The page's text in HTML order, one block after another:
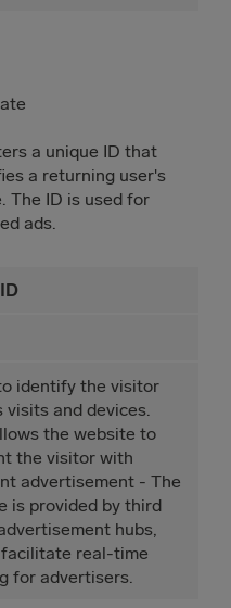
a unique ID that
a returning user's
The ID is used for
ads.
identify the visitor
visits and devices.
the website to
the visitor with
advertisement - The
is provided by third
hubs,
real-time
for advertisers.